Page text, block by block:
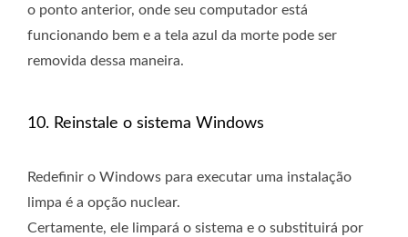
o ponto anterior, onde seu computador está
funcionando bem e a tela azul da morte pode ser
removida dessa maneira.
10. Reinstale o sistema Windows
Redefinir o Windows para executar uma instalação
limpa é a opção nuclear.
Certamente, ele limpará o sistema e o substituirá por